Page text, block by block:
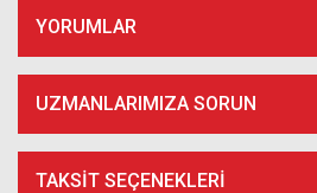
YORUMLAR
UZMANLARIMIZA SORUN
TAKSIT SEÇENEKLERI